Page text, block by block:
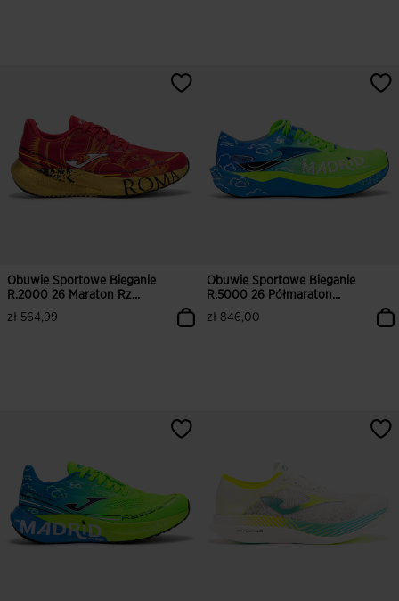
Obuwie Sportowe Bieganie
R.2000 26 Maraton Rz...
zł 564,99
Obuwie Sportowe Bieganie
R.5000 26 Półmaraton...
zł 846,00